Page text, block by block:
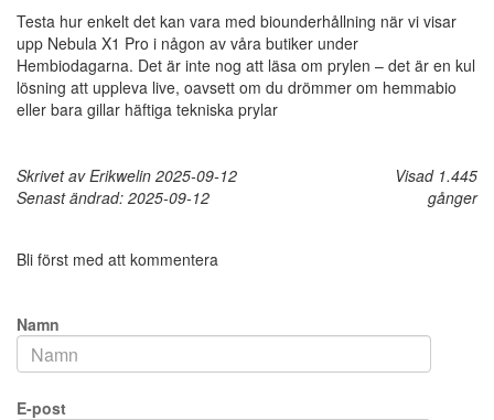
Testa hur enkelt det kan vara med biounderhållning när vi visar
upp Nebula X1 Pro i någon av våra butiker under
Hembiodagarna. Det är inte nog att läsa om prylen – det är en kul
lösning att uppleva live, oavsett om du drömmer om hemmabio
eller bara gillar häftiga tekniska prylar
Skrivet av Erikwelin 2025-09-12
Senast ändrad: 2025-09-12
Visad 1.445
gånger
Bli först med att kommentera
Namn
E-post